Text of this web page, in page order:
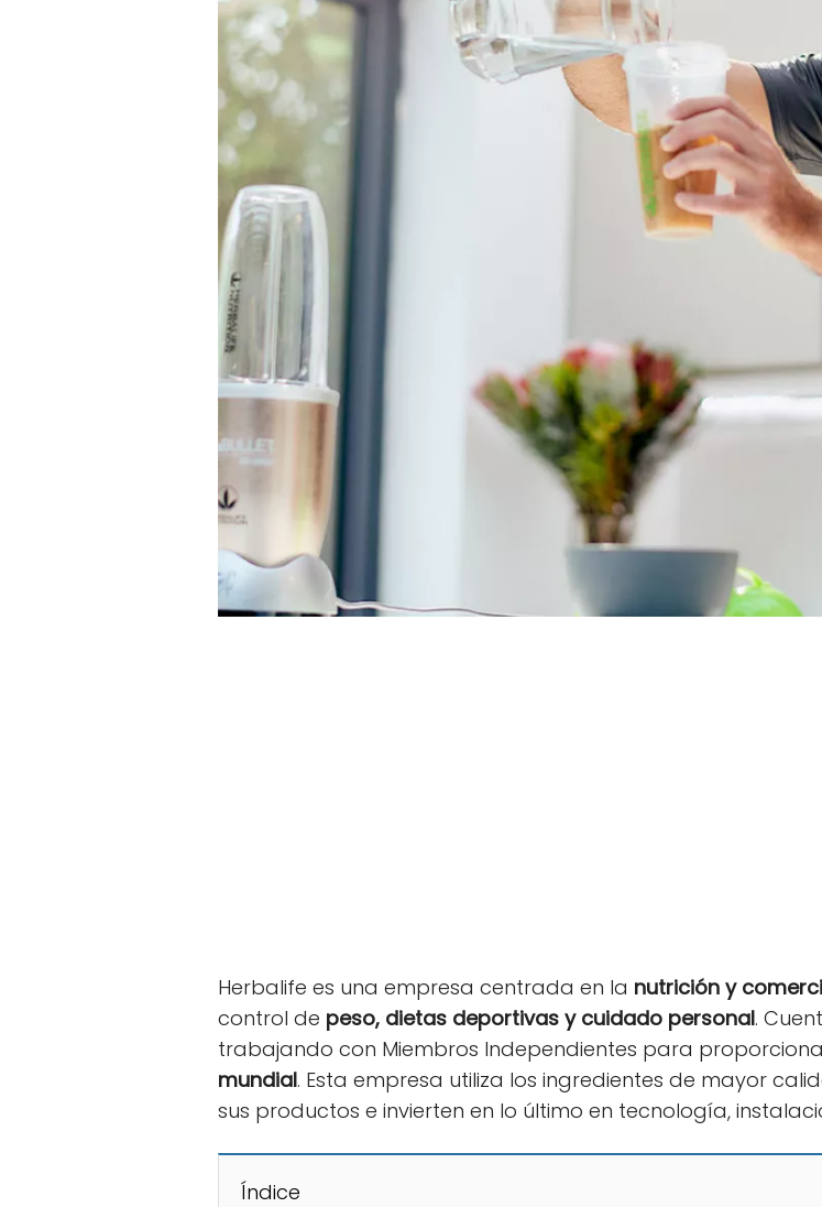
Herbalife es una empresa centrada en la nutrición y
control de peso, dietas deportivas y cuidado personal.
trabajando con Miembros Independientes para
mundial. Esta empresa utiliza los ingredientes de mayor
sus productos e invierten en lo último en tecnología,
Índice